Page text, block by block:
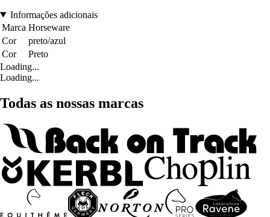
Informações adicionais
Marca Horseware
Cor
preto/azul
Cor
Preto
Loading...
Loading...
Todas as nossas marcas